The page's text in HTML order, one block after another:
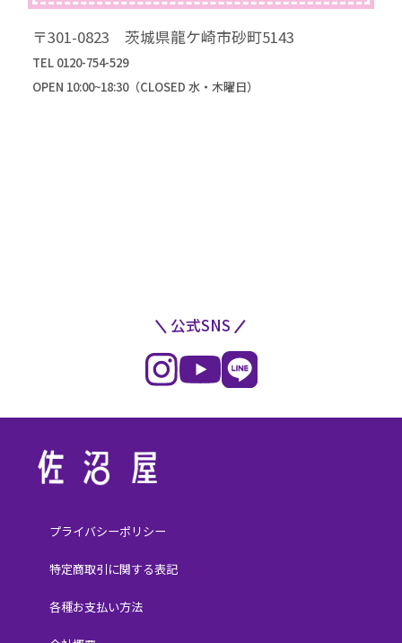
高級振袖コレクション
〒301-0823 茨城県龍ケ崎市砂町5143
TEL 0120-754-529
OPEN 10:00~18:30（CLOSED 水・木曜日）
公式SNS
プライバシーポリシー
特定商取引に関する表記
各種お支払い方法